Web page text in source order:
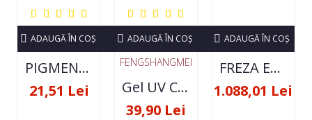
PIGMENT NEON SET 12 CULORI
21,51 Lei
ADAUGĂ ÎN COŞ
FENGSHANGMEI
Gel UV Constructie FSM 50ML - 07
39,90 Lei
ADAUGĂ ÎN COŞ
FREZA ELECTRICA STRONG 210 35000 RPM- ORIGINALA
1.088,01 Lei
ADAUGĂ ÎN COŞ